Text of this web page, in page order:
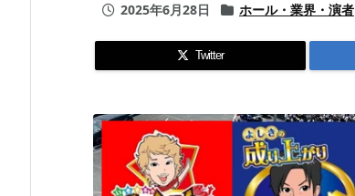
2025年6月28日 ホール・業界・演者
Twitter